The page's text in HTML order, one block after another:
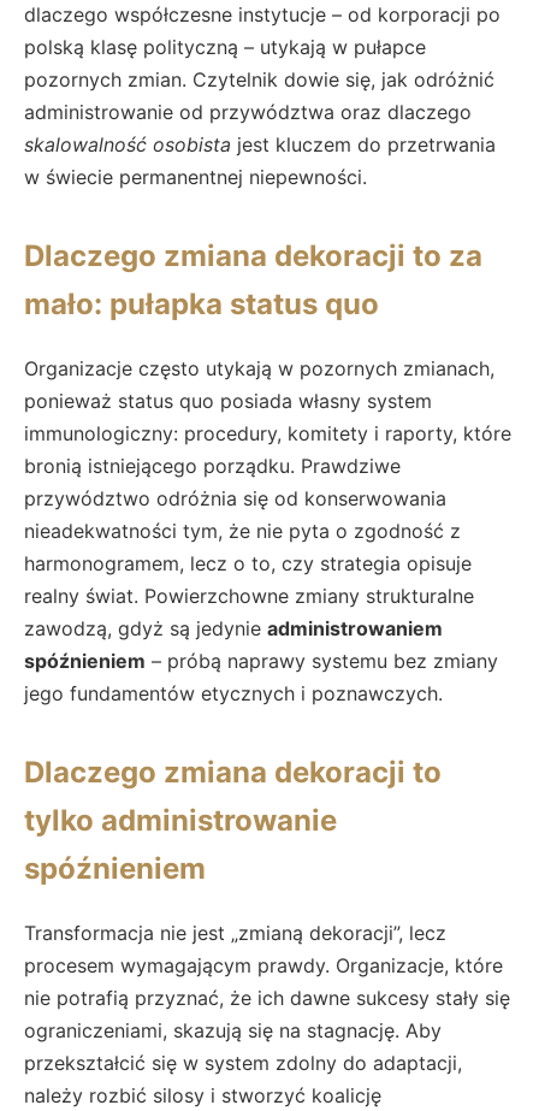
dlaczego współczesne instytucje – od korporacji po
polską klasę polityczną – utykają w pułapce
pozornych zmian. Czytelnik dowie się, jak odróżnić
administrowanie od przywództwa oraz dlaczego
skalowalność osobista jest kluczem do przetrwania
w świecie permanentnej niepewności.
Dlaczego zmiana dekoracji to za
mało: pułapka status quo
Organizacje często utykają w pozornych zmianach,
ponieważ status quo posiada własny system
immunologiczny: procedury, komitety i raporty, które
bronią istniejącego porządku. Prawdziwe
przywództwo odróżnia się od konserwowania
nieadekwatności tym, że nie pyta o zgodność z
harmonogramem, lecz o to, czy strategia opisuje
realny świat. Powierzchowne zmiany strukturalne
zawodzą, gdyż są jedynie administrowaniem
spóźnieniem – próbą naprawy systemu bez zmiany
jego fundamentów etycznych i poznawczych.
Dlaczego zmiana dekoracji to
tylko administrowanie
spóźnieniem
Transformacja nie jest „zmianą dekoracji”, lecz
procesem wymagającym prawdy. Organizacje, które
nie potrafią przyznać, że ich dawne sukcesy stały się
ograniczeniami, skazują się na stagnację. Aby
przekształcić się w system zdolny do adaptacji,
należy rozbić silosy i stworzyć koalicję